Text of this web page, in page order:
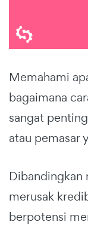
Memahami
bagaimana
sangat
atau pemasar
Dibandingkan
merusak
berpotensi